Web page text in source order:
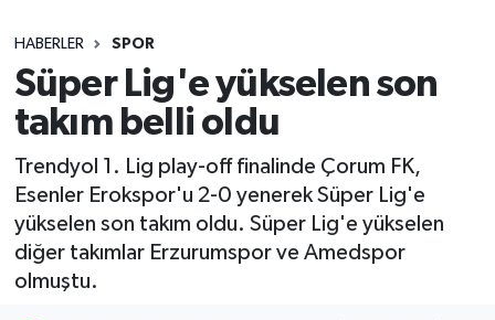
HABERLER SPOR
Süper Lig'e yükselen son
takım belli oldu
Trendyol 1. Lig play-off finalinde Çorum FK,
Esenler Erokspor'u 2-0 yenerek Süper Lig'e
yükselen son takım oldu. Süper Lig'e yükselen
diğer takımlar Erzurumspor ve Amedspor
olmuştu.
Yaşam